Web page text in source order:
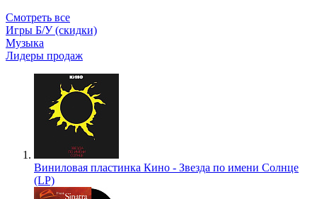
Смотреть все
Игры Б/У (скидки)
Музыка
Лидеры продаж
Виниловая пластинка Кино - Звезда по имени Солнце
(LP)